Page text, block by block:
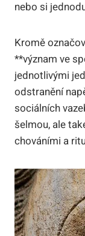
nebo si
Kromě
**význam ve
jednotlivými
odstranění
sociálních
šelmou, ale
chováními a